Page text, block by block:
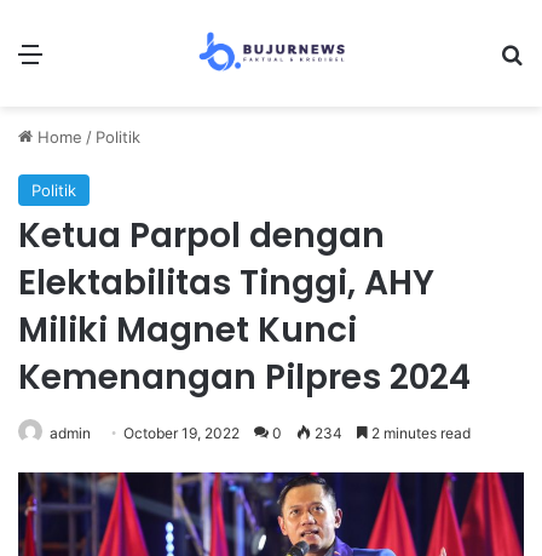
Home / Politik
Politik
Ketua Parpol dengan
Elektabilitas Tinggi, AHY
Miliki Magnet Kunci
Kemenangan Pilpres 2024
admin October 19, 2022 0 234 2 minutes read